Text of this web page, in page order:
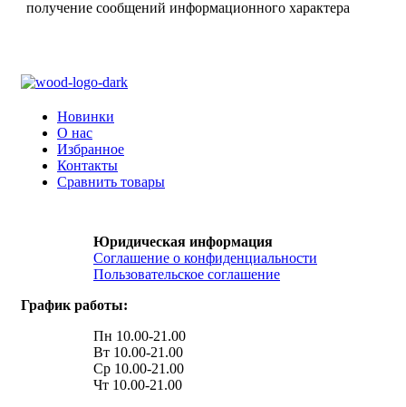
получение сообщений информационного характера
Новинки
О нас
Избранное
Контакты
Сравнить товары
Юридическая информация
Соглашение о конфиденциальности
Пользовательское соглашение
График работы:
Пн 10.00-21.00
Вт 10.00-21.00
Ср 10.00-21.00
Чт 10.00-21.00